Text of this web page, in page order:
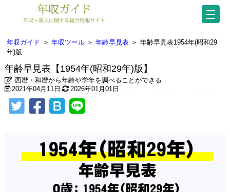
年収ガイド ＞ 年収ツール ＞ 年齢早見表 ＞ 年齢早見表1954年(昭和29
年)版
年齢早見表【1954年(昭和29年)版】
西暦・和暦から年齢や学年を調べることができる
2021年04月11日
2026年01月01日